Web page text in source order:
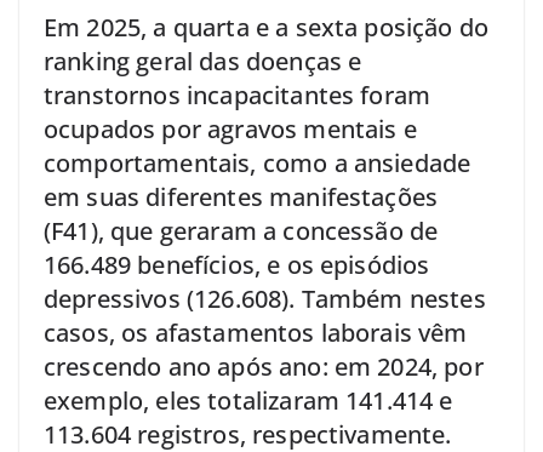
Em 2025, a quarta e a sexta posição do
ranking geral das doenças e
transtornos incapacitantes foram
ocupados por agravos mentais e
comportamentais, como a ansiedade
em suas diferentes manifestações
(F41), que geraram a concessão de
166.489 benefícios, e os episódios
depressivos (126.608). Também nestes
casos, os afastamentos laborais vêm
crescendo ano após ano: em 2024, por
exemplo, eles totalizaram 141.414 e
113.604 registros, respectivamente.